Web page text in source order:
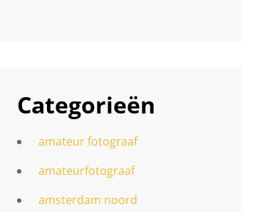
Categorieën
amateur fotograaf
amateurfotograaf
amsterdam noord